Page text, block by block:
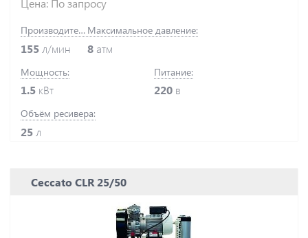
Цена: По запросу
Производительность:
155 л/мин
Максимальное давление:
8 атм
Мощность:
1.5 кВт
Питание:
220 в
Объём ресивера:
25 л
Ceccato CLR 25/50